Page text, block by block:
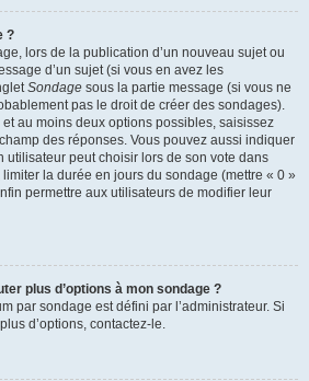
?
lors de la publication d’un nouveau sujet ou
d’un sujet (si vous en avez les
Sondage sous la partie message (si vous ne
pas le droit de créer des sondages).
au moins deux options possibles, saisissez
des réponses. Vous pouvez aussi indiquer
utilisateur peut choisir lors de son vote dans
la durée en jours du sondage (mettre « 0 »
permettre aux utilisateurs de modifier leur
plus d’options à mon sondage ?
par sondage est défini par l’administrateur. Si
d’options, contactez-le.